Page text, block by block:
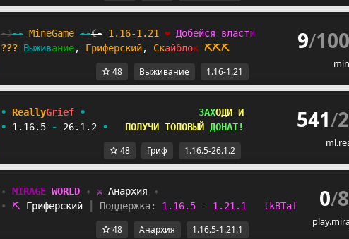
-☽-- Mi neGame --☾- 1.16-1.21 ❤ Добейся власти
??? Выживание, Гриферский, Скайблок ⛏️⛏️⛏️ 9/
48 Выживание 1.16-1.21
• ReallyGrief • ЗАХОДИ И
•
1.16.5 - 26.1.2 • ПОЛУЧИ ТОПОВЫЙ ДОНАТ! 541/
48 Гриф 1.16.5-26.1.2
✦ MIRAGE WORLD ✦ ⚔ Анархия
✦
• ⛏ Гриферский Поддержка: 1.16.5 - 1.21.1   tkBTaf tc123662
0/
48 Анархия 1.16.5-1.21.1